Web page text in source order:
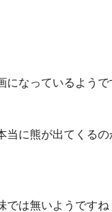
になっているよう
当に熊が出てくる
では無いようですね